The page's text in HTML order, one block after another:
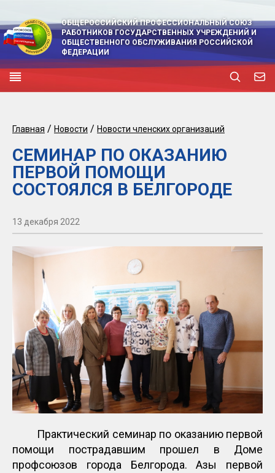
ОБЩЕРОССИЙСКИЙ ПРОФЕССИОНАЛЬНЫЙ СОЮЗ
РАБОТНИКОВ ГОСУДАРСТВЕННЫХ УЧРЕЖДЕНИЙ И
ОБЩЕСТВЕННОГО ОБСЛУЖИВАНИЯ РОССИЙСКОЙ
ФЕДЕРАЦИИ
Главная / Новости / Новости членских организаций
СЕМИНАР ПО ОКАЗАНИЮ
ПЕРВОЙ ПОМОЩИ
СОСТОЯЛСЯ В БЕЛГОРОДЕ
13 декабря 2022
Практический семинар по оказанию первой
помощи пострадавшим прошел в Доме
профсоюзов города Белгорода. Азы первой